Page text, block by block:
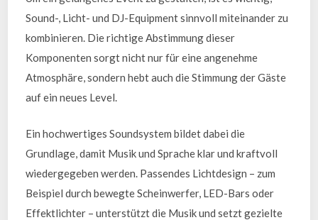
Sound-, Licht- und DJ-Equipment sinnvoll miteinander zu
kombinieren. Die richtige Abstimmung dieser
Komponenten sorgt nicht nur für eine angenehme
Atmosphäre, sondern hebt auch die Stimmung der Gäste
auf ein neues Level.
Ein hochwertiges Soundsystem bildet dabei die
Grundlage, damit Musik und Sprache klar und kraftvoll
wiedergegeben werden. Passendes Lichtdesign – zum
Beispiel durch bewegte Scheinwerfer, LED-Bars oder
Effektlichter – unterstützt die Musik und setzt gezielte